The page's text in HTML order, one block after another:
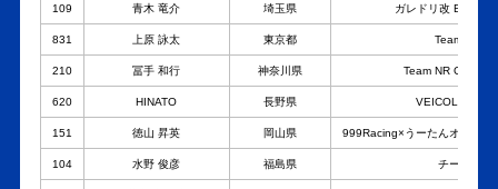
109 青木 竜介 埼玉県 ガレドリ改 BUY
831 上原 詠太 東京都 Team
210 冨手 和行 神奈川県 Team NR G-
620 HINATO 長野県 VEICOLO LB
151 徳山 昇英 岡山県 999Racing×うーたんオート
104 水野 俊彦 福島県 チーム